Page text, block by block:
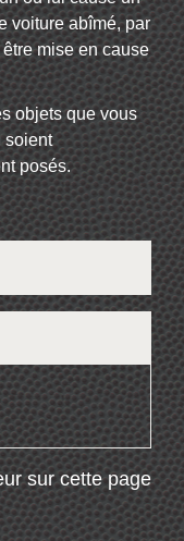
voiture abîmé, par
mise en cause
objets que vous
soient
posés.
sur cette page